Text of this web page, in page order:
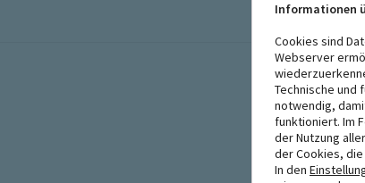
Informationen
Cookies sind
Webserver
Technische und
notwendig,
funktioniert. Im
der Nutzung
der Cookies,
In den